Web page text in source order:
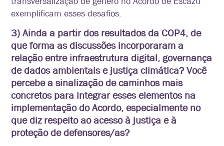
exemplificam esses desafios.
3) Ainda a partir dos resultados da COP4, de
que forma as discussões incorporaram a
relação entre infraestrutura digital, governança
de dados ambientais e justiça climática? Você
percebe a sinalização de caminhos mais
concretos para integrar esses elementos na
implementação do Acordo, especialmente no
que diz respeito ao acesso à justiça e à
proteção de defensores/as?